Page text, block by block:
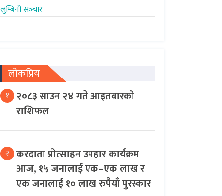
लुम्बिनी सञ्‍चार
लोकप्रिय
१ २०८३ साउन २४ गते आइतबारको
राशिफल
२ करदाता प्रोत्साहन उपहार कार्यक्रम
आज, १५ जनालाई एक–एक लाख र
एक जनालाई १० लाख रुपैयाँ पुरस्कार